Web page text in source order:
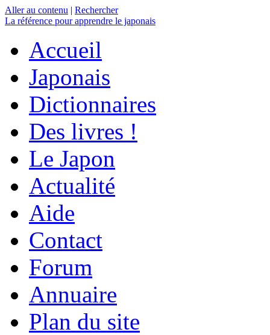
Aller au contenu | Rechercher
La référence pour apprendre le japonais
Accueil
Japonais
Dictionnaires
Des livres !
Le Japon
Actualité
Aide
Contact
Forum
Annuaire
Plan du site